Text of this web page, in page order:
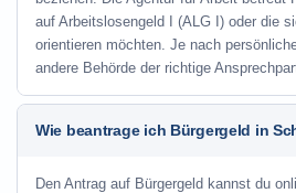
auf Arbeitslosengeld I (ALG I) oder die
orientieren möchten. Je nach
andere Behörde der richtige
Wie beantrage ich Bürgergeld in
Den Antrag auf Bürgergeld kannst du